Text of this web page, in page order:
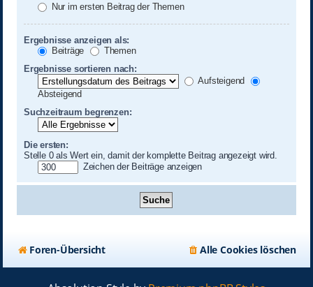
Nur im ersten Beitrag der Themen
Ergebnisse anzeigen als:
Beiträge
Themen
Ergebnisse sortieren nach:
Aufsteigend
Absteigend
Suchzeitraum begrenzen:
Die ersten:
Stelle 0 als Wert ein, damit der komplette Beitrag angezeigt wird.
Zeichen der Beiträge anzeigen
Foren-Übersicht Alle Cookies löschen